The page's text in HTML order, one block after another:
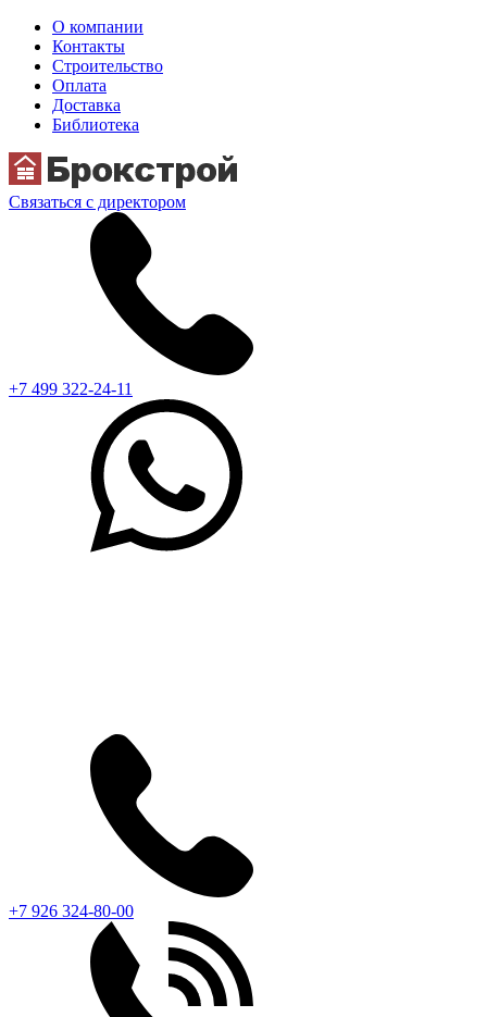
О компании
Контакты
Строительство
Оплата
Доставка
Библиотека
Связаться с директором
+7 499 322-24-11
+7 926 324-80-00